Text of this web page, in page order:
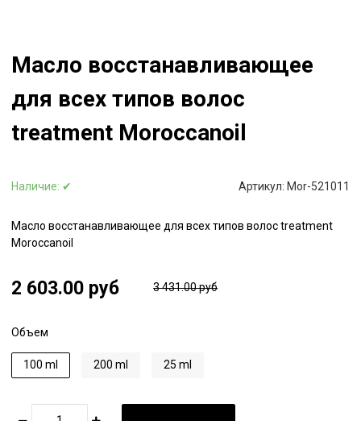
Масло восстанавливающее
для всех типов волос
treatment Moroccanoil
Наличие: ✔ Артикул: Mor-521011
Масло восстанавливающее для всех типов волос treatment
Moroccanoil
2 603.00 руб 3 431.00 руб
Объем
100 ml 200 ml 25 ml